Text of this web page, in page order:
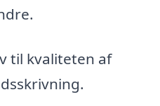
til kvaliteten af